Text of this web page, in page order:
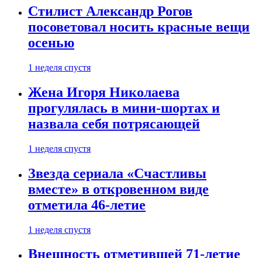
Стилист Александр Рогов
посоветовал носить красные вещи
осенью
1 неделя спустя
Жена Игоря Николаева
прогулялась в мини-шортах и
назвала себя потрясающей
1 неделя спустя
Звезда сериала «Счастливы
вместе» в откровенном виде
отметила 46-летие
1 неделя спустя
Внешность отметившей 71-летие